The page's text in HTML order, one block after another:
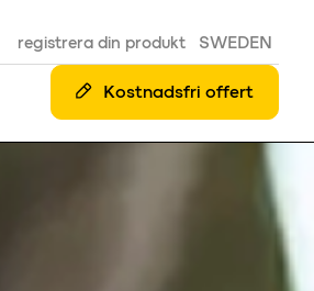
registrera din produkt SWEDEN
Kostnadsfri offert